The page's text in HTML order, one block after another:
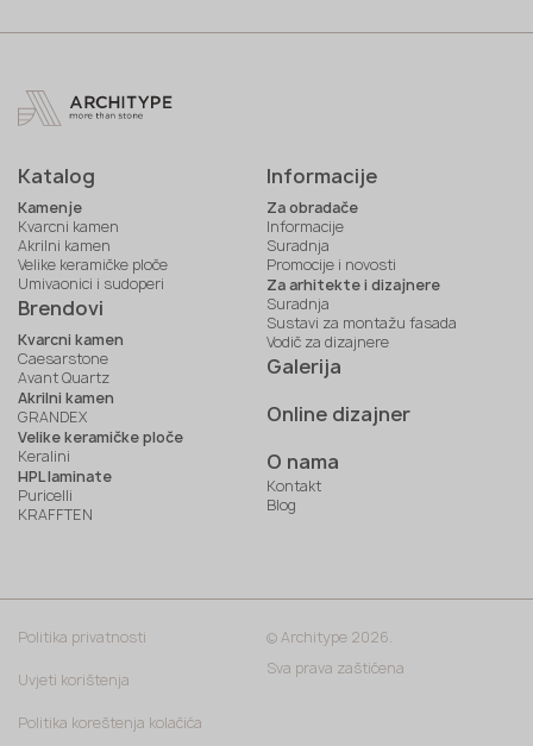
Katalog
Kamenje
Kvarcni kamen
Akrilni kamen
Velike keramičke ploče
Umivaonici i sudoperi
Brendovi
Kvarcni kamen
Caesarstone
Avant Quartz
Akrilni kamen
GRANDEX
Velike keramičke ploče
Keralini
HPL laminate
Puricelli
KRAFFTEN
Informacije
Za obradače
Informacije
Suradnja
Promocije i novosti
Za arhitekte i dizajnere
Suradnja
Sustavi za montažu fasada
Vodič za dizajnere
Galerija
Online dizajner
O nama
Kontakt
Blog
© Architype 2026.
Sva prava zaštićena
Politika privatnosti
Uvjeti korištenja
Politika koreštenja kolačića